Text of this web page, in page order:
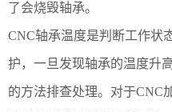
了会烧毁轴承。
CNC轴承温度是判断工作状
护，一旦发现轴承的温度升
的方法排查处理。对于CNC